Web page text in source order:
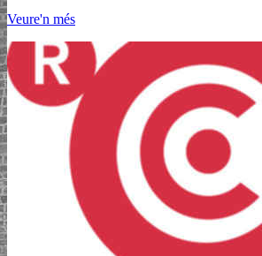
Veure'n més